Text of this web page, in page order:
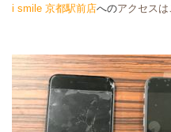
i smile 京都駅前店へのアクセスは